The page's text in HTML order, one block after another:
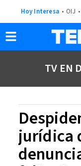
Hoy Interesa OIJ
TV EN
jurídica